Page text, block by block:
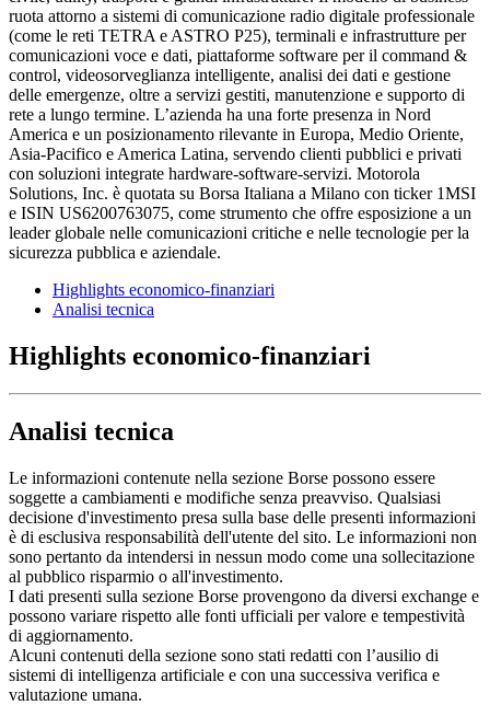
ruota attorno a sistemi di comunicazione radio digitale professionale
(come le reti TETRA e ASTRO P25), terminali e infrastrutture per
comunicazioni voce e dati, piattaforme software per il command &
control, videosorveglianza intelligente, analisi dei dati e gestione
delle emergenze, oltre a servizi gestiti, manutenzione e supporto di
rete a lungo termine. L’azienda ha una forte presenza in Nord
America e un posizionamento rilevante in Europa, Medio Oriente,
Asia-Pacifico e America Latina, servendo clienti pubblici e privati
con soluzioni integrate hardware-software-servizi. Motorola
Solutions, Inc. è quotata su Borsa Italiana a Milano con ticker 1MSI
e ISIN US6200763075, come strumento che offre esposizione a un
leader globale nelle comunicazioni critiche e nelle tecnologie per la
sicurezza pubblica e aziendale.
Highlights economico-finanziari
Analisi tecnica
Highlights economico-finanziari
Analisi tecnica
Le informazioni contenute nella sezione Borse possono essere
soggette a cambiamenti e modifiche senza preavviso. Qualsiasi
decisione d'investimento presa sulla base delle presenti informazioni
è di esclusiva responsabilità dell'utente del sito. Le informazioni non
sono pertanto da intendersi in nessun modo come una sollecitazione
al pubblico risparmio o all'investimento.
I dati presenti sulla sezione Borse provengono da diversi exchange e
possono variare rispetto alle fonti ufficiali per valore e tempestività
di aggiornamento.
Alcuni contenuti della sezione sono stati redatti con l’ausilio di
sistemi di intelligenza artificiale e con una successiva verifica e
valutazione umana.